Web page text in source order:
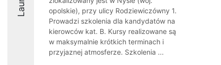
opolskie), przy ulicy Rodziewiczówny 1.
Prowadzi szkolenia dla kandydatów na
kierowców kat. B. Kursy realizowane są
w maksymalnie krótkich terminach i
przyjaznej atmosferze. Szkolenia ...